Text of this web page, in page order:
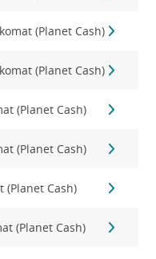
(Planet Cash)
(Planet Cash)
(Planet Cash)
(Planet Cash)
(Planet Cash)
(Planet Cash)